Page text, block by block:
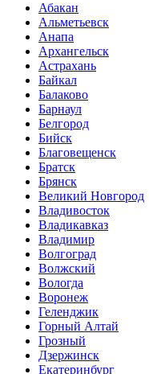
Абакан
Альметьевск
Анапа
Архангельск
Астрахань
Байкал
Балаково
Барнаул
Белгород
Бийск
Благовещенск
Братск
Брянск
Великий Новгород
Владивосток
Владикавказ
Владимир
Волгоград
Волжский
Вологда
Воронеж
Геленджик
Горный Алтай
Грозный
Дзержинск
Екатеринбург